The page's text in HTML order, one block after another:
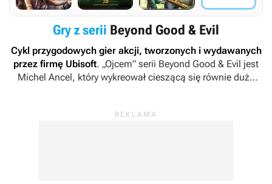
Gry z serii Beyond Good & Evil
Cykl przygodowych gier akcji, tworzonych i wydawanych
przez firmę Ubisoft. „Ojcem” serii Beyond Good & Evil jest
Michel Ancel, który wykreował cieszącą się równie dużą